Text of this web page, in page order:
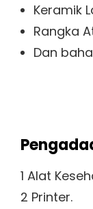
Keramik
Rangka
Dan
1 Alat
2 Printer.